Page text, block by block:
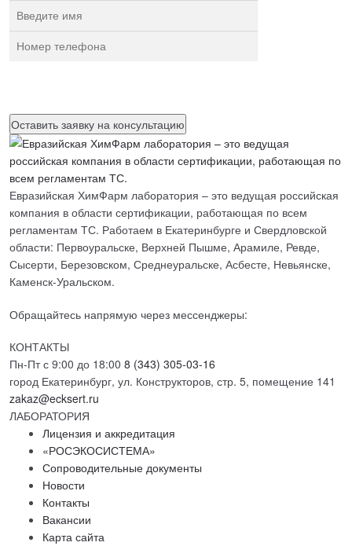
Евразийская ХимФарм лаборатория – это ведущая российская
компания в области сертификации, работающая по всем
регламентам ТС. Работаем в Екатеринбурге и Свердловской
области: Первоуральске, Верхней Пышме, Арамиле, Ревде,
Сысерти, Березовском, Среднеуральске, Асбесте, Невьянске,
Каменск-Уральском.
Обращайтесь напрямую через мессенджеры:
КОНТАКТЫ
Пн-Пт с 9:00 до 18:00 8 (343) 305-03-16
город Екатеринбург, ул. Конструкторов, стр. 5, помещение 141
zakaz@ecksert.ru
ЛАБОРАТОРИЯ
Лицензия и аккредитация
«РОСЭКОСИСТЕМА»
Сопроводительные документы
Новости
Контакты
Вакансии
Карта сайта